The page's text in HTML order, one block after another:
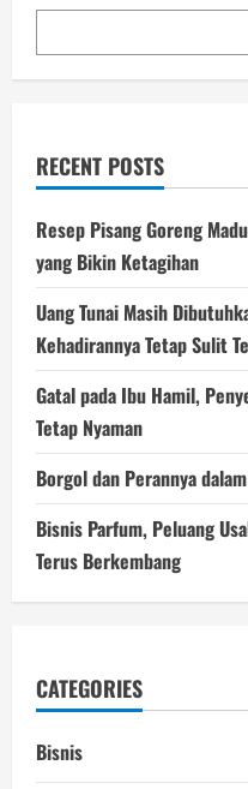
ke
Online
RECENT POSTS
Resep Pisang Goreng
yang Bikin Ketagihan
Uang Tunai Masih
Kehadirannya Tetap Sulit
Gatal pada Ibu Hamil,
Tetap Nyaman
Borgol dan Perannya
Bisnis Parfum, Peluang
Terus Berkembang
CATEGORIES
Bisnis